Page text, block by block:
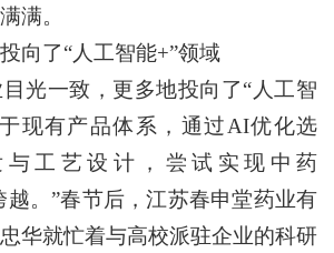
满。
了“人工智能+”领域
一致，更多地投向了“人工智
现有产品体系，通过AI优化选
与工艺设计，尝试实现中药
越。”春节后，江苏春申堂药业有
华就忙着与高校派驻企业的科研